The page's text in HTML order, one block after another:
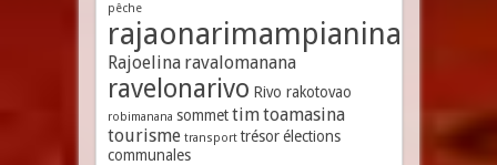
pêche
rajaonarimampianina
Rajoelina ravalomanana
ravelonarivo Rivo rakotovao
robimanana sommet timtoamasina
tourisme transport trésor élections
communales